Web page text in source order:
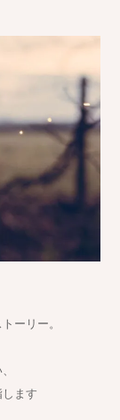
ーリー。
ます